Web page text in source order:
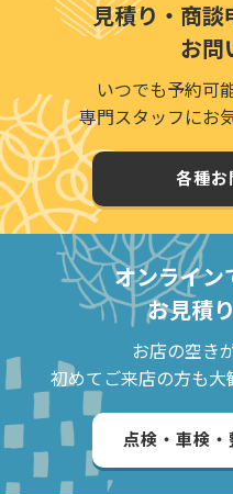
見積り・商談
お問
いつでも予約可
専門スタッフにお
各種お
オンライン
お見積
お店の空き
初めてご来店の方も大
点検・車検